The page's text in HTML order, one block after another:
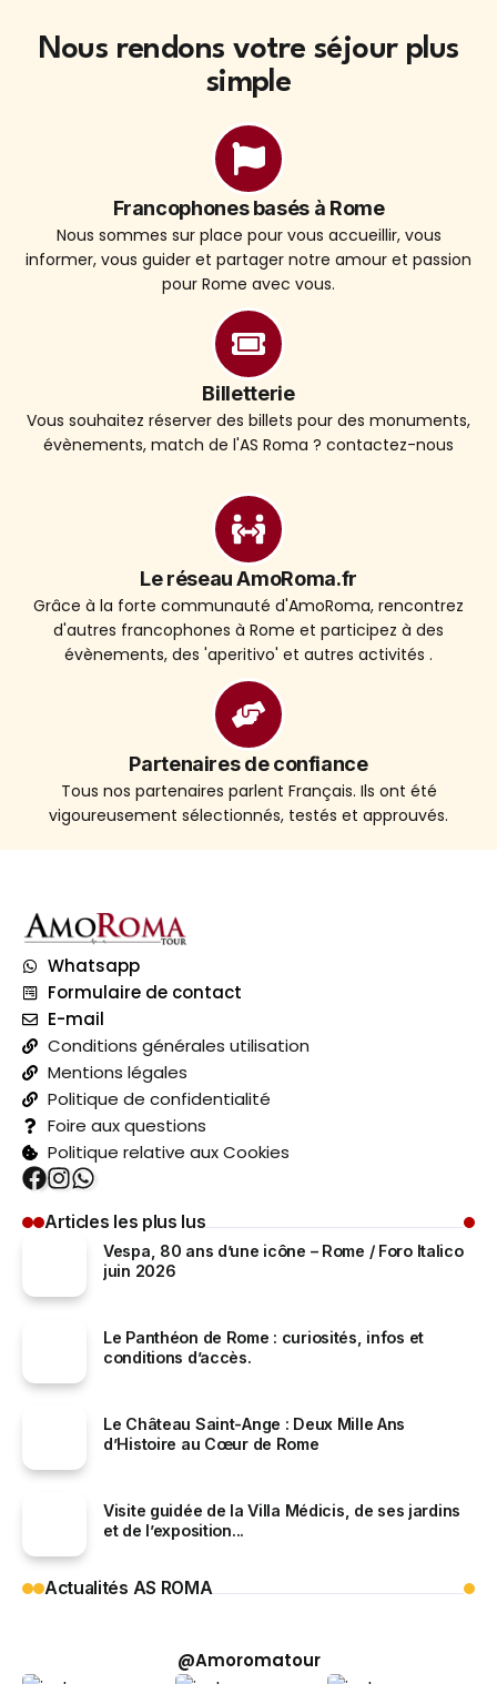
Nous rendons votre séjour plus
simple
Francophones basés à Rome
Nous sommes sur place pour vous accueillir, vous
informer, vous guider et partager notre amour et passion
pour Rome avec vous.
Billetterie
Vous souhaitez réserver des billets pour des monuments,
évènements, match de l'AS Roma ? contactez-nous
Le réseau AmoRoma.fr
Grâce à la forte communauté d'AmoRoma, rencontrez
d'autres francophones à Rome et participez à des
évènements, des 'aperitivo' et autres activités .
Partenaires de confiance
Tous nos partenaires parlent Français. Ils ont été
vigoureusement sélectionnés, testés et approuvés.
Whatsapp
Formulaire de contact
E-mail
Conditions générales utilisation
Mentions légales
Politique de confidentialité
Foire aux questions
Politique relative aux Cookies
Articles les plus lus
Vespa, 80 ans d’une icône – Rome / Foro Italico
juin 2026
Le Panthéon de Rome : curiosités, infos et
conditions d’accès.
Le Château Saint-Ange : Deux Mille Ans
d’Histoire au Cœur de Rome
Visite guidée de la Villa Médicis, de ses jardins
et de l’exposition...
Actualités AS ROMA
@Amoromatour